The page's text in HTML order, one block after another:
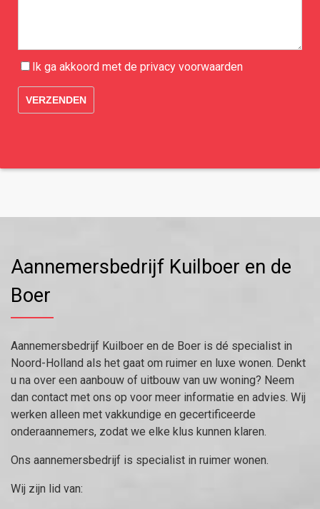
Ik ga akkoord met de privacy voorwaarden
Aannemersbedrijf Kuilboer en de
Boer
Aannemersbedrijf Kuilboer en de Boer is dé specialist in
Noord-Holland als het gaat om ruimer en luxe wonen. Denkt
u na over een aanbouw of uitbouw van uw woning? Neem
dan contact met ons op voor meer informatie en advies. Wij
werken alleen met vakkundige en gecertificeerde
onderaannemers, zodat we elke klus kunnen klaren.
Ons aannemersbedrijf is specialist in ruimer wonen.
Wij zijn lid van: